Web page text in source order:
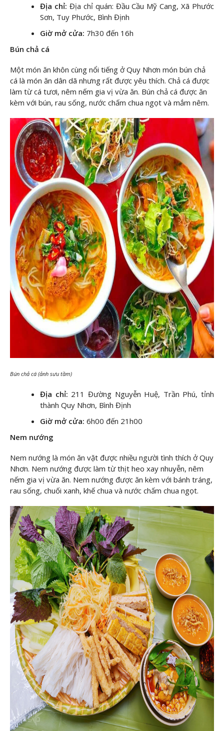
Địa chỉ: Địa chỉ quán: Đầu Cầu Mỹ Cang, Xã Phước
Sơn, Tuy Phước, Bình Định
Giờ mở cửa: 7h30 đến 16h
Bún chả cá
Một món ăn khôn cùng nổi tiếng ở Quy Nhơn món bún chả
cá là món ăn dân dã nhưng rất được yêu thích. Chả cá được
làm từ cá tươi, nêm nếm gia vị vừa ăn. Bún chả cá được ăn
kèm với bún, rau sống, nước chấm chua ngọt và mắm nêm.
Bún chả cá (ảnh sưu tầm)
Địa chỉ: 211 Đường Nguyễn Huệ, Trần Phú, tỉnh
thành Quy Nhơn, Bình Định
Giờ mở cửa: 6h00 đến 21h00
Nem nướng
Nem nướng là món ăn vặt được nhiều người tình thích ở Quy
Nhơn. Nem nướng được làm từ thịt heo xay nhuyễn, nêm
nếm gia vị vừa ăn. Nem nướng được ăn kèm với bánh tráng,
rau sống, chuối xanh, khế chua và nước chấm chua ngọt.